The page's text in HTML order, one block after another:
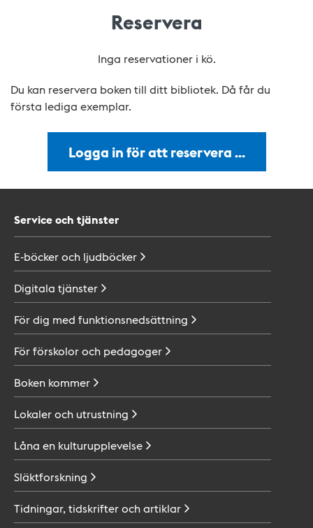
Reservera
Inga reservationer i kö.
Du kan reservera boken till ditt bibliotek. Då får du
första lediga exemplar.
Logga in för att reservera …
Service och tjänster
E-böcker och ljudböcker
Digitala tjänster
För dig med funktionsnedsättning
För förskolor och pedagoger
Boken kommer
Lokaler och utrustning
Låna en kulturupplevelse
Släktforskning
Tidningar, tidskrifter ochartiklar